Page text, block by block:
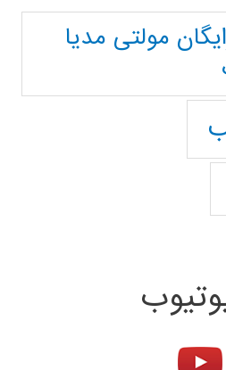
مولتی مدیا